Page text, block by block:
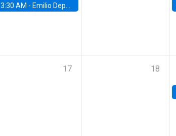
3:30 AM - Emilio Depetris-Chauvín, Universidad Católica
17 18